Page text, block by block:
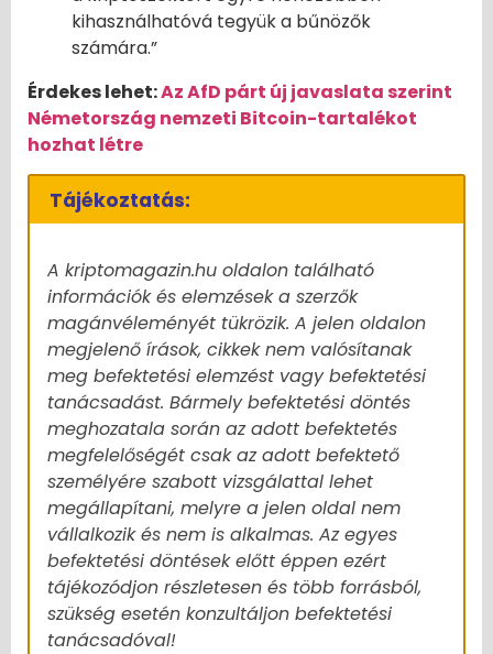
kihasználhatóvá tegyük a bűnözők
számára.”
Érdekes lehet:Az AfD párt új javaslata szerint
Németország nemzeti Bitcoin-tartalékot
hozhat létre
Tájékoztatás:
A kriptomagazin.hu oldalon található
információk és elemzések a szerzők
magánvéleményét tükrözik. A jelen oldalon
megjelenő írások, cikkek nem valósítanak
meg befektetési elemzést vagy befektetési
tanácsadást. Bármely befektetési döntés
meghozatala során az adott befektetés
megfelelőségét csak az adott befektető
személyére szabott vizsgálattal lehet
megállapítani, melyre a jelen oldal nem
vállalkozik és nem is alkalmas. Az egyes
befektetési döntések előtt éppen ezért
tájékozódjon részletesen és több forrásból,
szükség esetén konzultáljon befektetési
tanácsadóval!